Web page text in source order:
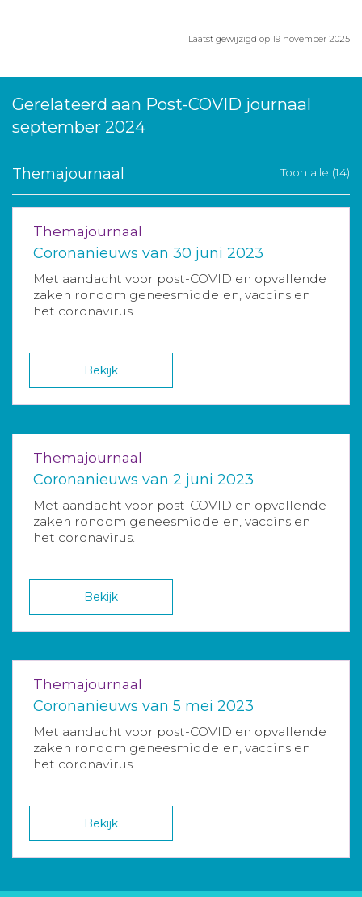
Laatst gewijzigd op 19 november 2025
Gerelateerd aan Post-COVID journaal
september 2024
Themajournaal Toon alle (14)
Themajournaal
Coronanieuws van 30 juni 2023
Met aandacht voor post-COVID en opvallende
zaken rondom geneesmiddelen, vaccins en
het coronavirus.
Bekijk
Themajournaal
Coronanieuws van 2 juni 2023
Met aandacht voor post-COVID en opvallende
zaken rondom geneesmiddelen, vaccins en
het coronavirus.
Bekijk
Themajournaal
Coronanieuws van 5 mei 2023
Met aandacht voor post-COVID en opvallende
zaken rondom geneesmiddelen, vaccins en
het coronavirus.
Bekijk